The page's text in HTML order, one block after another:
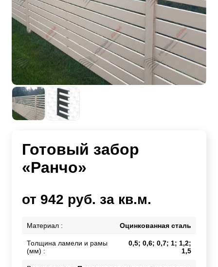
Готовый забор
«Ранчо»
от 942 руб. за кв.м.
Материал : Оцинкованная сталь
Толщина ламели и рамы
(мм) :
0,5; 0,6; 0,7; 1; 1,2;
1,5